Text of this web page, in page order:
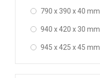
230 x 120 mm
790 x 390 x 40 mm
940 x 420 x 30 mm
945 x 425 x 45 mm